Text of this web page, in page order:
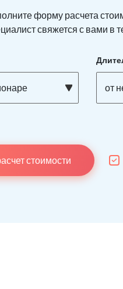
форму расчета
свяжется с вами в
от
стоимости